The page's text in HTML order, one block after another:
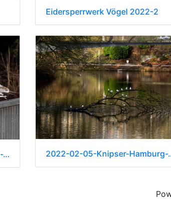
Eidersperrwerk Vögel 2022-2
2022-02-05-Knipser-Hamburg-Wallanlagen-0018 2022-02-05-